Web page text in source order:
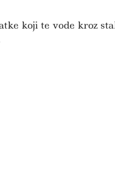
koji te vode kroz